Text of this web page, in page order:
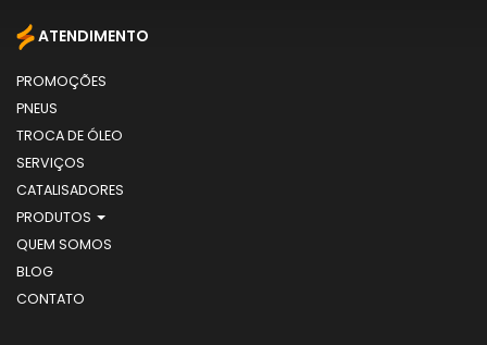
ATENDIMENTO
PROMOÇÕES
PNEUS
TROCA DE ÓLEO
SERVIÇOS
CATALISADORES
PRODUTOS
QUEM SOMOS
BLOG
CONTATO